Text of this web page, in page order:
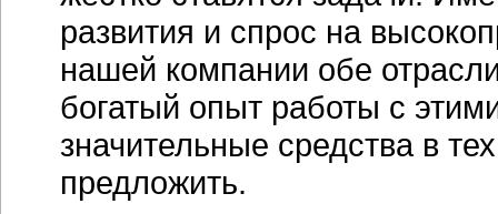
развития и спрос на
нашей компании обе
богатый опыт работы с
значительные средства в
предложить.